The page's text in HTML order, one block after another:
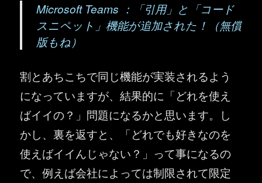
Microsoft Teams ：「引用」と「コード
スニペット」機能が追加された！（無償
版もね）
割とあちこちで同じ機能が実装されるよう
になっていますが、結果的に「どれを使え
ばイイの？」問題になるかと思います。し
かし、裏を返すと、「どれでも好きなのを
使えばイイんじゃない？」って事になるの
で、例えば会社によっては制限されて限定